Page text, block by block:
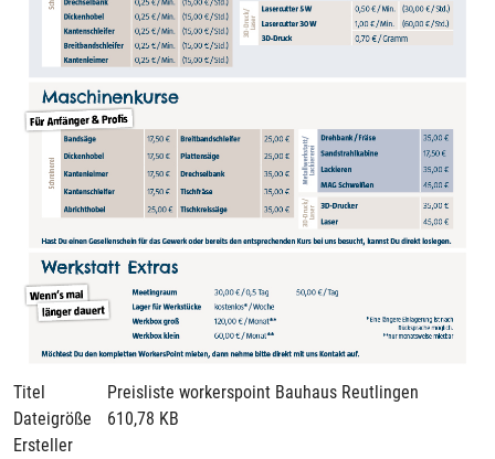
Titel
Preisliste workerspoint Bauhaus Reutlingen
Dateigröße
610,78 KB
Ersteller